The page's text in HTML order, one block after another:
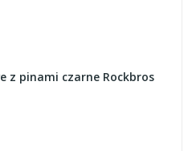
z pinami czarne Rockbros